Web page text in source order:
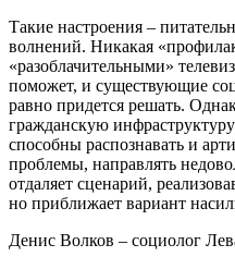
Такие настроения –
волнений. Никакая
«разоблачительными»
поможет, и существующие
равно придется решать.
гражданскую
способны распознавать и
проблемы, направлять
отдаляет сценарий,
но приближает вариант
Денис Волков – социолог